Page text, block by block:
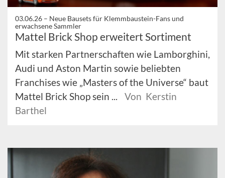
03.06.26 – Neue Bausets für Klemmbaustein-Fans und
erwachsene Sammler
Mattel Brick Shop erweitert Sortiment
Mit starken Partnerschaften wie Lamborghini,
Audi und Aston Martin sowie beliebten
Franchises wie „Masters of the Universe“ baut
Mattel Brick Shop sein ...
Von Kerstin
Barthel